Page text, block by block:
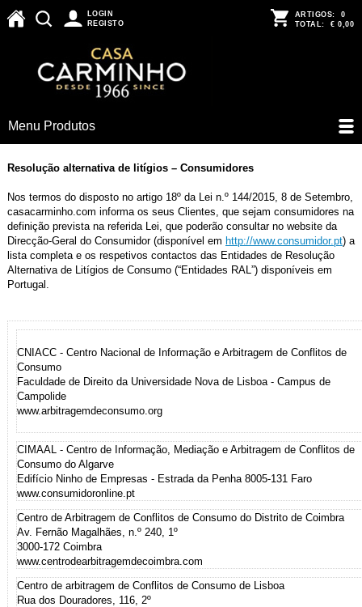
LOGIN
REGISTO
ARTIGOS: 0
TOTAL: € 0,00
Menu Produtos
Resolução alternativa de litígios – Consumidores
Nos termos do disposto no artigo 18º da Lei n.º 144/2015, 8 de Setembro,
casacarminho.com informa os seus Clientes, que sejam consumidores na
definição prevista na referida Lei, que poderão consultar no website da
Direcção-Geral do Consumidor (disponível em http://www.consumidor.pt) a
lista completa e os respetivos contactos das Entidades de Resolução
Alternativa de Litígios de Consumo (“Entidades RAL”) disponíveis em
Portugal.
CNIACC - Centro Nacional de Informação e Arbitragem de Conflitos de
Consumo
Faculdade de Direito da Universidade Nova de Lisboa - Campus de
Campolide
www.arbitragemdeconsumo.org
CIMAAL - Centro de Informação, Mediação e Arbitragem de Conflitos de
Consumo do Algarve
Edifício Ninho de Empresas - Estrada da Penha 8005-131 Faro
www.consumidoronline.pt
Centro de Arbitragem de Conflitos de Consumo do Distrito de Coimbra
Av. Fernão Magalhães, n.º 240, 1º
3000-172 Coimbra
www.centrodearbitragemdecoimbra.com
Centro de arbitragem de Conflitos de Consumo de Lisboa
Rua dos Douradores, 116, 2º